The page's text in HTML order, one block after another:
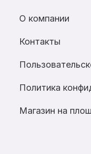
О компании
Контакты
Политика
Магазин на